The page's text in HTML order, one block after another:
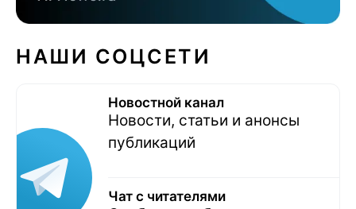
НАШИ СОЦСЕТИ
Новостной канал
Новости, статьи и анонсы
публикаций
Чат с читателями